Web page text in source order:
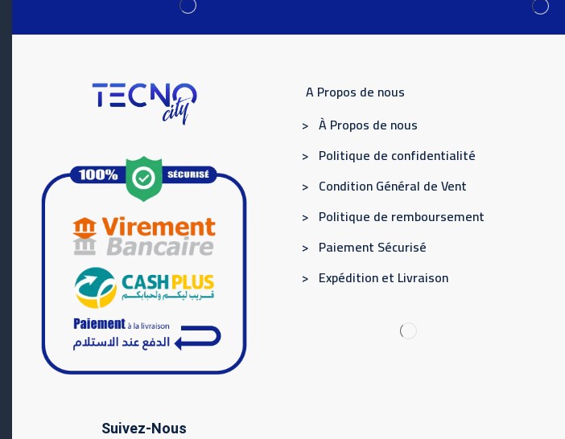
Suivez-Nous
A Propos de nous
> À Propos de nous
> Politique de confidentialité
> Condition Général de Vent
> Politique de remboursement
> Paiement Sécurisé
> Expédition et Livraison